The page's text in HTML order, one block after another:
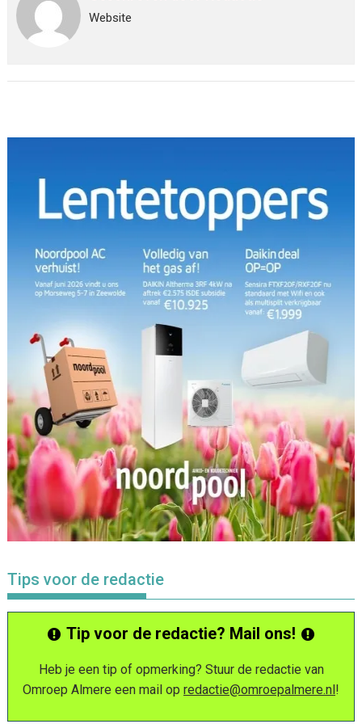
Website
Tips voor de redactie
Tip voor de redactie? Mail ons!
Heb je een tip of opmerking? Stuur de redactie van
Omroep Almere een mail op redactie@omroepalmere.nl!